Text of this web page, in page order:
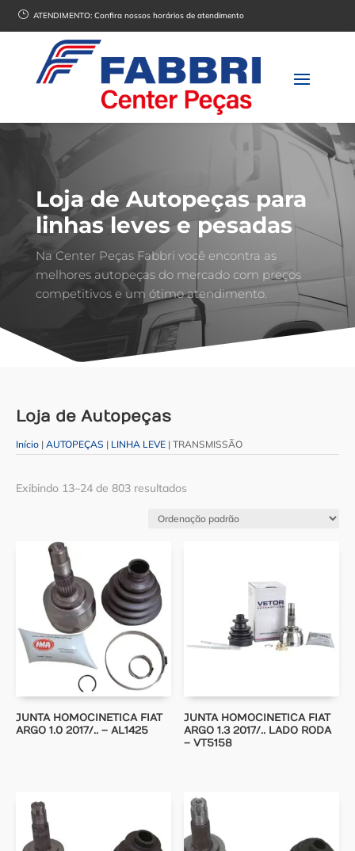
} ATENDIMENTO:Confira nossos horários de atendimento
Loja de Autopeças para
linhas leves e pesadas
Na Center Peças Fabbri você encontra as
melhores autopeças do mercado com preços
competitivos e um ótimo atendimento.
Loja de Autopeças
Início | AUTOPEÇAS | LINHA LEVE | TRANSMISSÃO
Exibindo 13–24 de 803 resultados
JUNTA HOMOCINETICA FIAT
ARGO 1.0 2017/.. – AL1425
JUNTA HOMOCINETICA FIAT
ARGO 1.3 2017/.. LADO RODA
– VT5158